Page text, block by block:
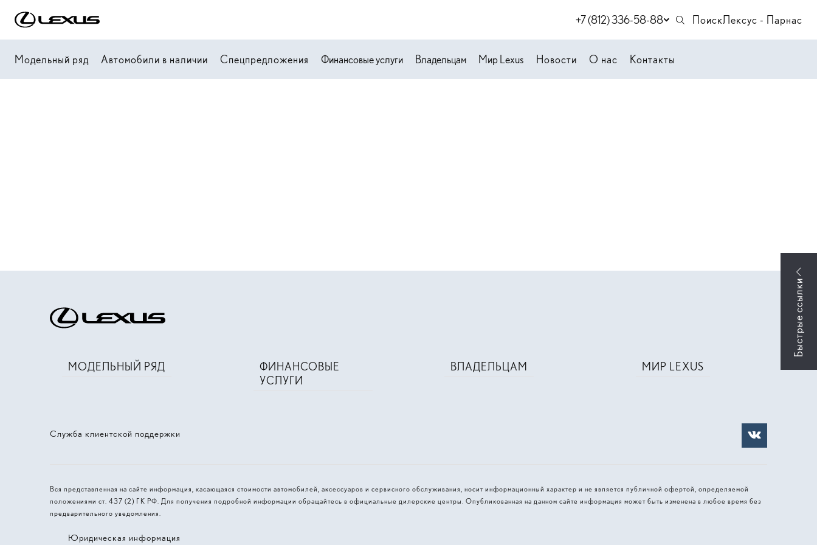
+7 (812) 336-58-88 ПоискЛексус - Парнас
Модельный ряд Автомобили в наличии Спецпредложения Финансовые услуги Владельцам Мир Lexus Новости О нас Контакты
Служба клиентской поддержки
МОДЕЛЬНЫЙ РЯД
ФИНАНСОВЫЕ
УСЛУГИ
ВЛАДЕЛЬЦАМ МИР LEXUS
Вся представленная на сайте информация, касающаяся стоимости автомобилей, аксессуаров и сервисного обслуживания, носит информационный характер и не является публичной офертой, определяемой
положениями ст. 437 (2) ГК РФ. Для получения подробной информации обращайтесь в официальные дилерские центры. Опубликованная на данном сайте информация может быть изменена в любое время без
предварительного уведомления.
Юридическая информация